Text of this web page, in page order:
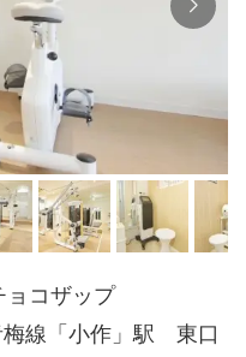
ョコザップ
線「小作」駅 東口